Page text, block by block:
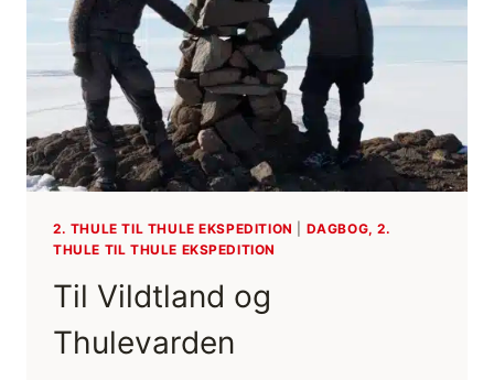
2. THULE TIL THULE EKSPEDITION
DAGBOG, 2.
THULE TIL THULE EKSPEDITION
Til Vildtland og
Thulevarden